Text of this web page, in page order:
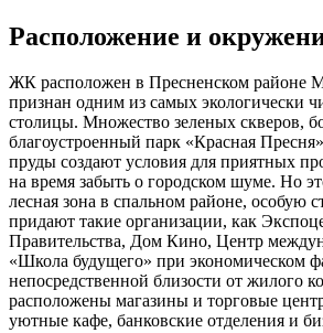
Расположение и
ЖК расположен в Пресненском районе
признан одним из самых экологически
столицы. Множество зеленых скверов,
благоустроенный парк «Красная
пруды создают условия для приятных
на время забыть о городском шуме. Но
лесная зона в спальном районе, особую
придают такие организации, как
Правительства, Дом Кино, Центр
«Школа будущего» при экономическом
непосредственной близости от жилого
расположены магазины и торговые
уютные кафе, банковские отделения и